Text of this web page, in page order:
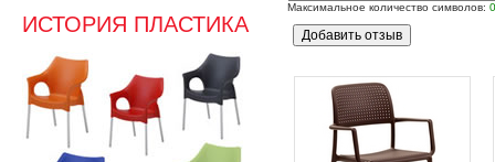
ИСТОРИЯ ПЛАСТИКА
Максимальное количество символов: 0